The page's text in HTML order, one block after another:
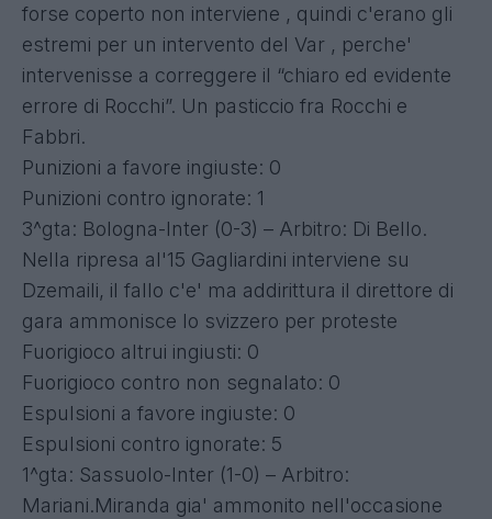
forse coperto non interviene , quindi c'erano gli
estremi per un intervento del Var , perche'
intervenisse a correggere il “chiaro ed evidente
errore di Rocchi”. Un pasticcio fra Rocchi e
Fabbri.
Punizioni a favore ingiuste: 0
Punizioni contro ignorate: 1
3^gta: Bologna-Inter (0-3) – Arbitro: Di Bello.
Nella ripresa al'15 Gagliardini interviene su
Dzemaili, il fallo c'e' ma addirittura il direttore di
gara ammonisce lo svizzero per proteste
Fuorigioco altrui ingiusti: 0
Fuorigioco contro non segnalato: 0
Espulsioni a favore ingiuste: 0
Espulsioni contro ignorate: 5
1^gta: Sassuolo-Inter (1-0) – Arbitro:
Mariani.Miranda gia' ammonito nell'occasione